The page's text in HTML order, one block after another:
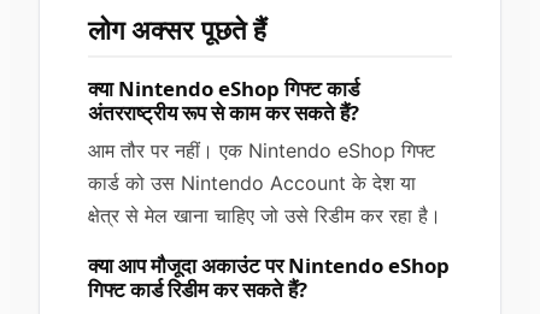
लोग अक्सर पूछते हैं
क्या Nintendo eShop गिफ्ट कार्ड
अंतरराष्ट्रीय रूप से काम कर सकते हैं?
आम तौर पर नहीं। एक Nintendo eShop गिफ्ट
कार्ड को उस Nintendo Account के देश या
क्षेत्र से मेल खाना चाहिए जो उसे रिडीम कर रहा है।
क्या आप मौजूदा अकाउंट पर Nintendo eShop
गिफ्ट कार्ड रिडीम कर सकते हैं?